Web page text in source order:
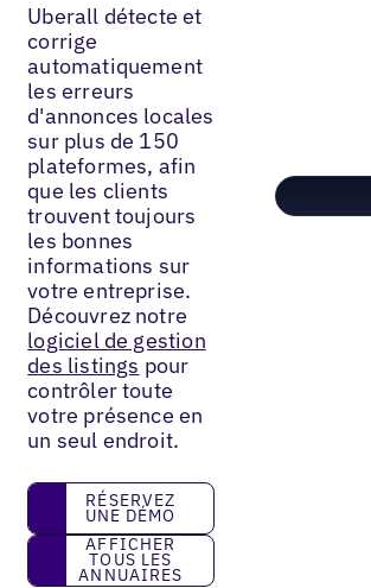
Uberall détecte et
corrige
automatiquement
les erreurs
d'annonces locales
sur plus de 150
plateformes, afin
que les clients
trouvent toujours
les bonnes
informations sur
votre entreprise.
Découvrez notre
logiciel de gestion
des listings pour
contrôler toute
votre présence en
un seul endroit.
réservez une démo
RÉSERVEZ
UNE DÉMO
Afficher tous les annuaires
AFFICHER
TOUS LES
ANNUAIRES